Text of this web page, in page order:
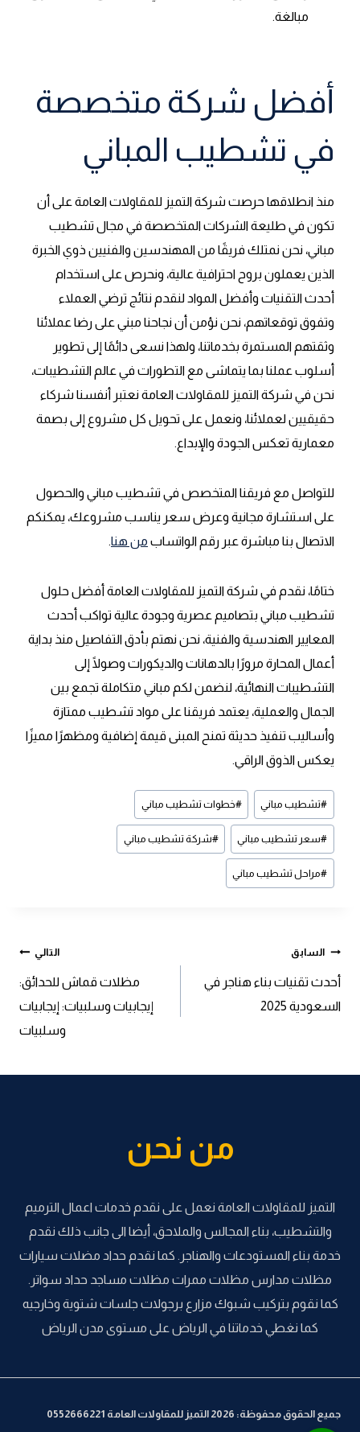
مبالغة.
أفضل شركة متخصصة
في تشطيب المباني
منذ انطلاقها حرصت شركة التميز للمقاولات العامة على أن
تكون في طليعة الشركات المتخصصة في مجال تشطيب
مباني، نحن نمتلك فريقًا من المهندسين والفنيين ذوي الخبرة
الذين يعملون بروح احترافية عالية، ونحرص على استخدام
أحدث التقنيات وأفضل المواد لنقدم نتائج ترضي العملاء
وتفوق توقعاتهم، نحن نؤمن أن نجاحنا مبني على رضا عملائنا
وثقتهم المستمرة بخدماتنا، ولهذا نسعى دائمًا إلى تطوير
أسلوب عملنا بما يتماشى مع التطورات في عالم التشطيبات،
نحن في شركة التميز للمقاولات العامة نعتبر أنفسنا شركاء
حقيقيين لعملائنا، ونعمل على تحويل كل مشروع إلى بصمة
معمارية تعكس الجودة والإبداع.
للتواصل مع فريقنا المتخصص في تشطيب مباني والحصول
على استشارة مجانية وعرض سعر يناسب مشروعك، يمكنكم
الاتصال بنا مباشرة عبر رقم الواتساب من هنا.
ختامًا، نقدم في شركة التميز للمقاولات العامة أفضل حلول
تشطيب مباني بتصاميم عصرية وجودة عالية تواكب أحدث
المعايير الهندسية والفنية، نحن نهتم بأدق التفاصيل منذ بداية
أعمال المحارة مرورًا بالدهانات والديكورات وصولًا إلى
التشطيبات النهائية، لنضمن لكم مباني متكاملة تجمع بين
الجمال والعملية، يعتمد فريقنا على مواد تشطيب ممتازة
وأساليب تنفيذ حديثة تمنح المبنى قيمة إضافية ومظهرًا مميزًا
يعكس الذوق الراقي.
وسوم
المقال:
#تشطيب مباني #خطوات تشطيب مباني
#سعر تشطيب مباني #شركة تشطيب مباني
#مراحل تشطيب مباني
تصفّح
المقالات
السابق
أحدث تقنيات بناء هناجر في
السعودية 2025
التالي
مظلات قماش للحدائق:
إيجابيات وسلبيات: إيجابيات
وسلبيات
من نحن
التميز للمقاولات العامة نعمل على نقدم خدمات اعمال الترميم
والتشطيب، بناء المجالس والملاحق، أيضا الى جانب ذلك نقدم
خدمة بناء المستودعات والهناجر. كما نقدم حداد مضلات سيارات
مظلات مدارس مظلات ممرات مظلات مساجد حداد سواتر.
كما نقوم بتركيب شبوك مزارع برجولات جلسات شتوية وخارجيه
كما نغطي خدماتنا في الرياض على مستوى مدن الرياض
جميع الحقوق محفوظة: 2026 التميز للمقاولات العامة 0552666221